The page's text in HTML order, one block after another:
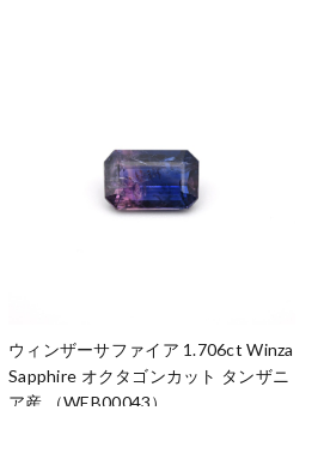
ウィンザーサファイア 1.706ct Winza
Sapphire オクタゴンカット タンザニ
ア産 （WEB00043）